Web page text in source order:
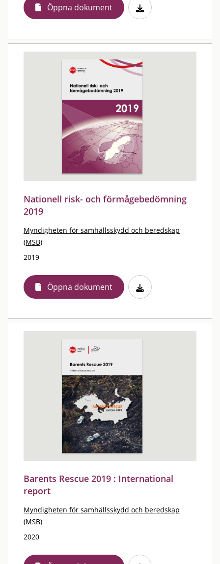
Öppna dokument
Nationell risk- och förmågebedömning
2019
Myndigheten för samhällsskydd och beredskap
(MSB)
2019
Öppna dokument
Barents Rescue 2019 : International
report
Myndigheten för samhällsskydd och beredskap
(MSB)
2020